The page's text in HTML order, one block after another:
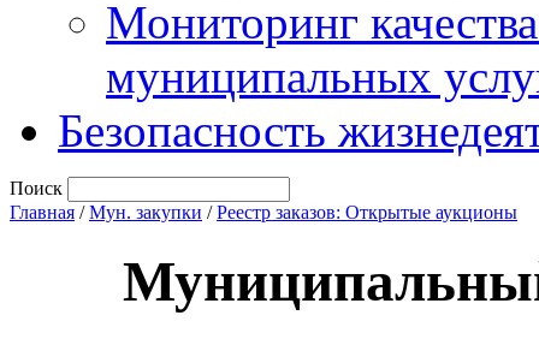
Мониторинг
муниципальных
Безопасность
Поиск
Главная /Мун. закупки /Реестр заказов: Открытые аукционы